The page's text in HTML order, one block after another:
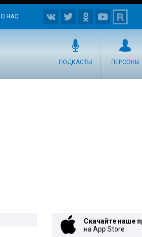
О НАС
ПОДКАСТЫ ПЕРСОНЫ
Скачайте наше
на App Store